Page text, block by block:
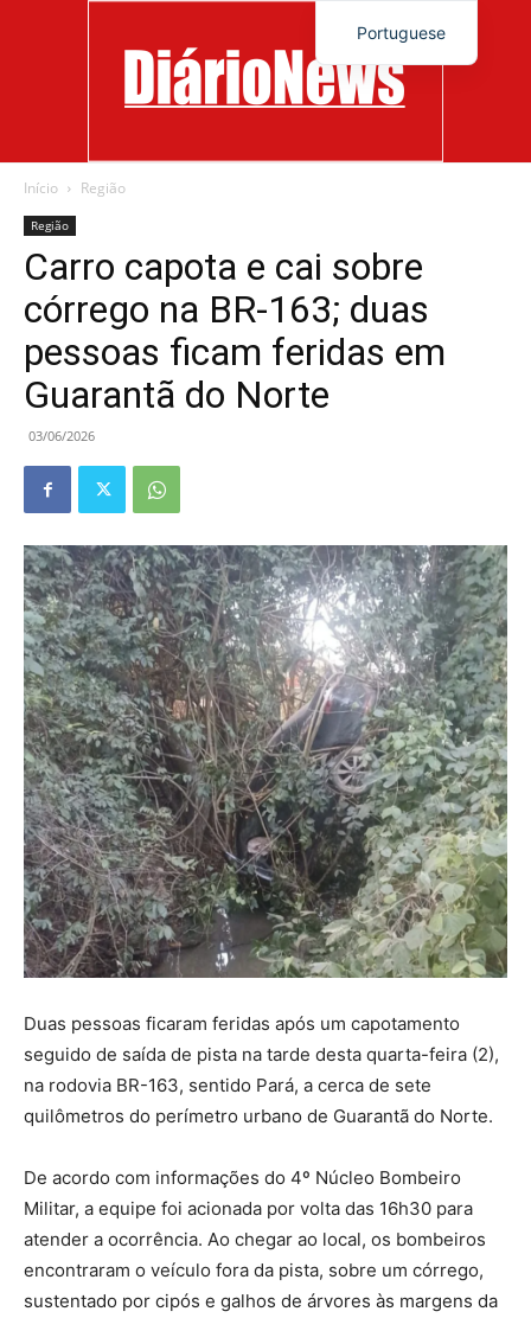
News
Início Região
Região
Carro capota e cai sobre
córrego na BR-163; duas
pessoas ficam feridas em
Guarantã do Norte
03/06/2026
Duas pessoas ficaram feridas após um capotamento
seguido de saída de pista na tarde desta quarta-feira (2),
na rodovia BR-163, sentido Pará, a cerca de sete
quilômetros do perímetro urbano de Guarantã do Norte.
De acordo com informações do 4º Núcleo Bombeiro
Militar, a equipe foi acionada por volta das 16h30 para
atender a ocorrência. Ao chegar ao local, os bombeiros
encontraram o veículo fora da pista, sobre um córrego,
sustentado por cipós e galhos de árvores às margens da
Portuguese